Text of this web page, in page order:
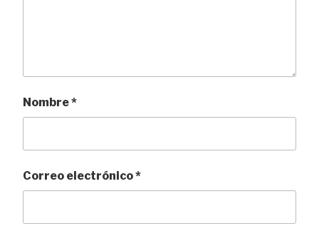
Nombre*
Correo electrónico*